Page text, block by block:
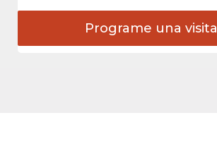
Programe una visita